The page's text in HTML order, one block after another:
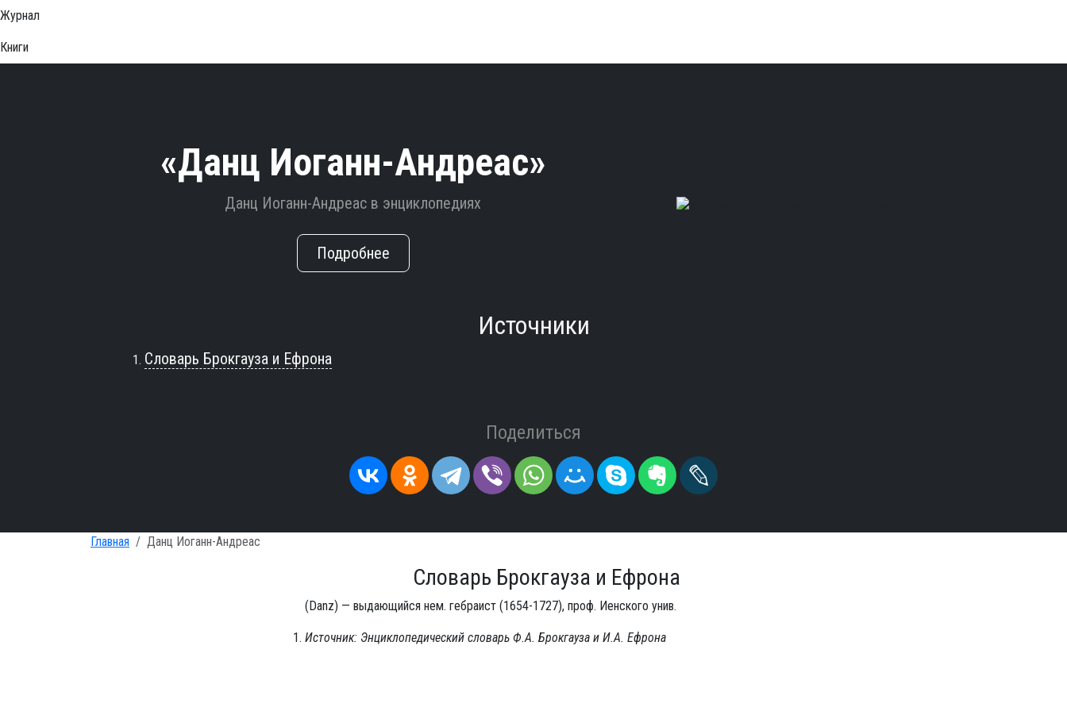
Журнал
Книги
«Данц Иоганн-Андреас»
Данц Иоганн-Андреас в энциклопедиях
Подробнее
Источники
Словарь Брокгауза и Ефрона
Поделиться
Главная Данц Иоганн-Андреас
Словарь Брокгауза и Ефрона
(Danz) — выдающийся нем. гебраист (1654-1727), проф. Иенского унив.
Источник: Энциклопедический словарь Ф.А. Брокгауза и И.А. Ефрона